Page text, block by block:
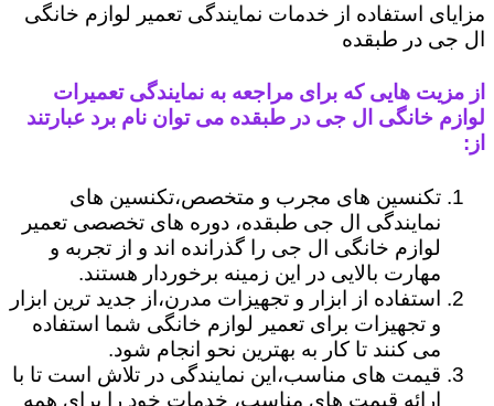
مزایای استفاده از خدمات نمایندگی تعمیر لوازم خانگی
ال جی در طبقده
از مزیت هایی که برای مراجعه به نمایندگی تعمیرات
لوازم خانگی ال جی در طبقده می توان نام برد عبارتند
از:
تکنسین های مجرب و متخصص،تکنسین های
نمایندگی ال جی طبقده، دوره های تخصصی تعمیر
لوازم خانگی ال جی را گذرانده اند و از تجربه و
مهارت بالایی در این زمینه برخوردار هستند.
استفاده از ابزار و تجهیزات مدرن،از جدید ترین ابزار
و تجهیزات برای تعمیر لوازم خانگی شما استفاده
می کنند تا کار به بهترین نحو انجام شود.
قیمت های مناسب،این نمایندگی در تلاش است تا با
ارائه قیمت های مناسب، خدمات خود را برای همه